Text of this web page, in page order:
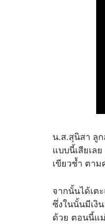
น.ส.สุนิสา ลูก
แบบนี้เสียเล
เขียวช้ำ ตา
จากนั้นได้เต
ซึ่งในนั้นมีเงิ
ด้วย ตอนนี้แ